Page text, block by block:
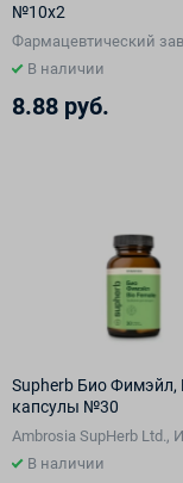
№10х2
Фармацевтический
В наличии
8.88 руб.
Supherb Био
капсулы №30
Ambrosia SupHerb Ltd.,
В наличии